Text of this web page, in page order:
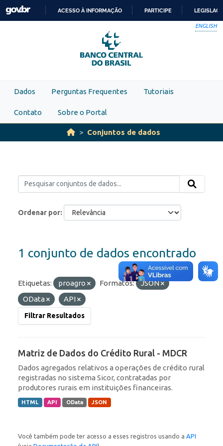
Skip to main content
PARA
O
CONTEÚDO
ACESSO À INFORMAÇÃO PARTICIPE
ENGLISH
Dados Perguntas Frequentes Tutoriais
Contato Sobre o Portal
Conjuntos de dados
Ordenar por
1 conjunto de dados encontrado
Etiquetas: proagro Formatos:
JSON
OData
API
Filtrar Resultados
Matriz de Dados do Crédito Rural - MDCR
Dados agregados relativos a operações de crédito rural
registradas no sistema Sicor, contratadas por
produtores rurais em instituições financeiras.
HTML API OData JSON
Você também pode ter acesso a esses registros usando a API